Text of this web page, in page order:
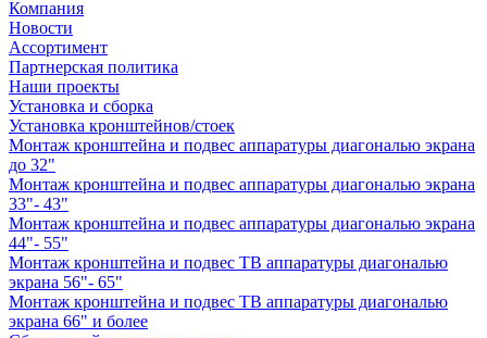
Компания
Новости
Ассортимент
Партнерская политика
Наши проекты
Установка и сборка
Установка кронштейнов/стоек
Монтаж кронштейна и подвес аппаратуры диагональю экрана
до 32"
Монтаж кронштейна и подвес аппаратуры диагональю экрана
33"- 43"
Монтаж кронштейна и подвес аппаратуры диагональю экрана
44"- 55"
Монтаж кронштейна и подвес ТВ аппаратуры диагональю
экрана 56"- 65"
Монтаж кронштейна и подвес ТВ аппаратуры диагональю
экрана 66" и более